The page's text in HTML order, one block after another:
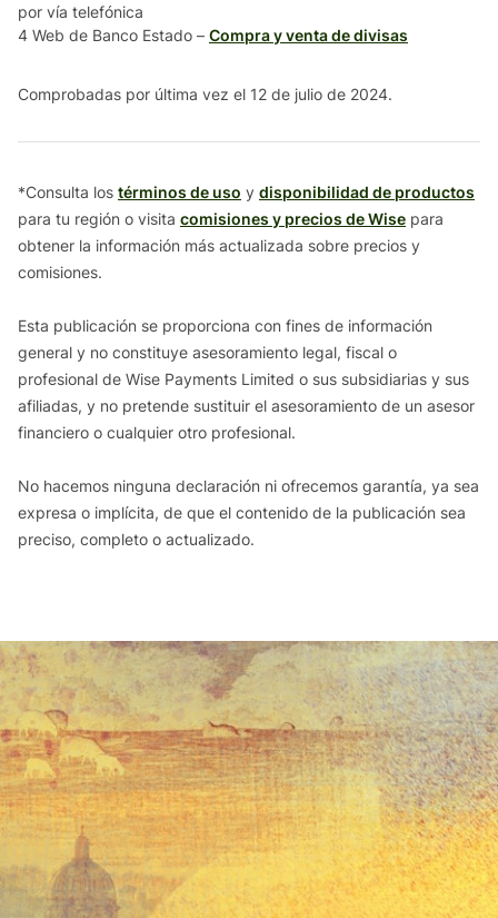
por vía telefónica
4 Web de Banco Estado – Compra y venta de divisas
Comprobadas por última vez el 12 de julio de 2024.
*Consulta los términos de uso y disponibilidad de productos
para tu región o visita comisiones y precios de Wise para
obtener la información más actualizada sobre precios y
comisiones.
Esta publicación se proporciona con fines de información
general y no constituye asesoramiento legal, fiscal o
profesional de Wise Payments Limited o sus subsidiarias y sus
afiliadas, y no pretende sustituir el asesoramiento de un asesor
financiero o cualquier otro profesional.
No hacemos ninguna declaración ni ofrecemos garantía, ya sea
expresa o implícita, de que el contenido de la publicación sea
preciso, completo o actualizado.